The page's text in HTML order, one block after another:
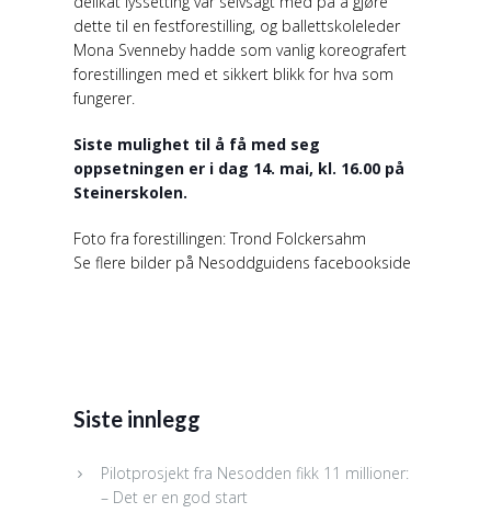
dette til en festforestilling, og ballettskoleleder
Mona Svenneby hadde som vanlig koreografert
forestillingen med et sikkert blikk for hva som
fungerer.
Siste mulighet til å få med seg
oppsetningen er i dag 14. mai, kl. 16.00 på
Steinerskolen.
Foto fra forestillingen: Trond Folckersahm
Se flere bilder på Nesoddguidens facebookside
Siste innlegg
Pilotprosjekt fra Nesodden fikk 11 millioner:
– Det er en god start